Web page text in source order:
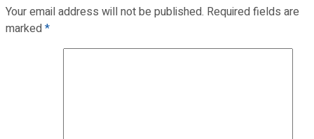
Your email address will not be published. Required fields are
marked*